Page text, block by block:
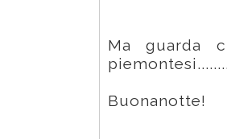
Ma guarda
Buonanotte!